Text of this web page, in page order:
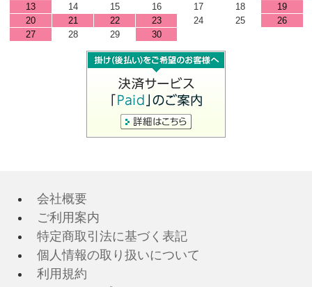
13
14 15 16 17 18
19
20
21 22 23 24 25
26
27
28 29 30
会社概要
ご利用案内
特定商取引法に基づく表記
個人情報の取り扱いについて
利用規約